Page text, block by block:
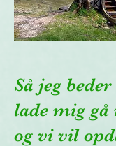
Så jeg
lade mig gå
og vi vil